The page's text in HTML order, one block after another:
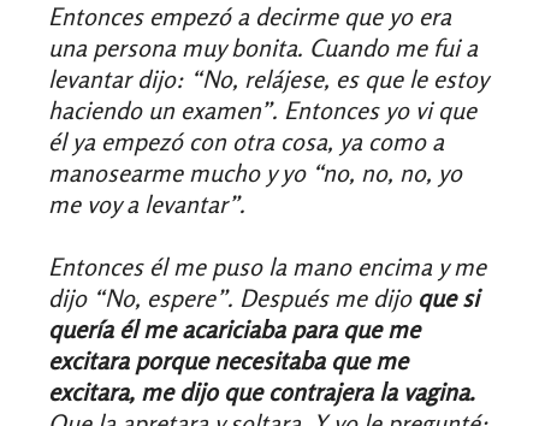
Entonces empezó a decirme que yo era
una persona muy bonita. Cuando me fui a
levantar dijo: “No, relájese, es que le estoy
haciendo un examen”. Entonces yo vi que
él ya empezó con otra cosa, ya como a
manosearme mucho y yo “no, no, no, yo
me voy a levantar”.
Entonces él me puso la mano encima y me
dijo “No, espere”. Después me dijo que si
quería él me acariciaba para que me
excitara porque necesitaba que me
excitara, me dijo que contrajera la vagina.